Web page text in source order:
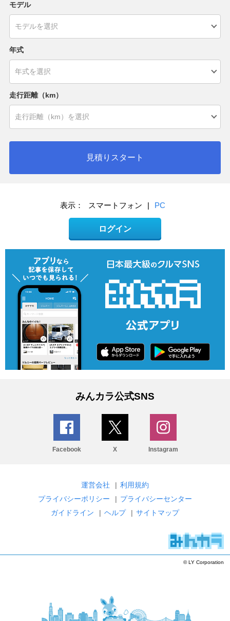
モデル
年式
走行距離（km）
見積りスタート
表示： スマートフォン | PC
ログイン
みんカラ公式SNS
Facebook X Instagram
運営会社 | 利用規約
プライバシーポリシー
| プライバシーセンター
ガイドライン
| ヘルプ | サイトマップ
© LY Corporation